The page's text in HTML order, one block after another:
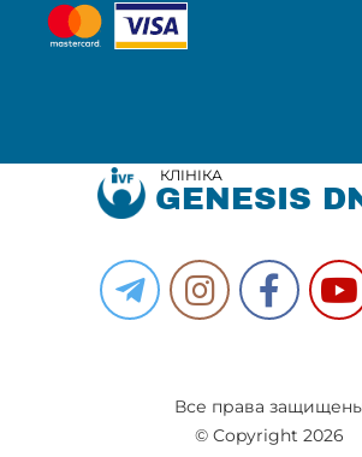
КЛІНІКА
GENESIS
Все права
© Copyright 2026